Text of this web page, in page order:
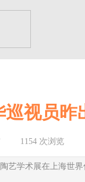
巡视员
1154 次浏览
艺学术展在上海世